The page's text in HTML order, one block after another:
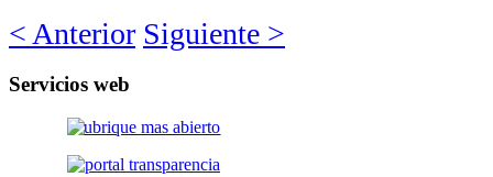
< Anterior Siguiente >
Servicios web